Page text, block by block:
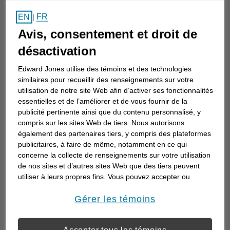
Comment choisir un
conseiller en investissement
Choisir un conseiller en investissement est
votre avenir. Voici comment commencer.
EN | FR
Avis, consentement et droit de
désactivation
Edward Jones utilise des témoins et des technologies
similaires pour recueillir des renseignements sur votre
utilisation de notre site Web afin d’activer ses fonctionnalités
essentielles et de l’améliorer et de vous fournir de la
publicité pertinente ainsi que du contenu personnalisé, y
compris sur les sites Web de tiers. Nous autorisons
également des partenaires tiers, y compris des plateformes
publicitaires, à faire de même, notamment en ce qui
concerne la collecte de renseignements sur votre utilisation
de nos sites et d’autres sites Web que des tiers peuvent
utiliser à leurs propres fins. Vous pouvez accepter ou
Pour en savoir plus sur la façon dont nous utilisons les
veuillez consulter notreDéclaration de confidentialité de
Gérer les témoins